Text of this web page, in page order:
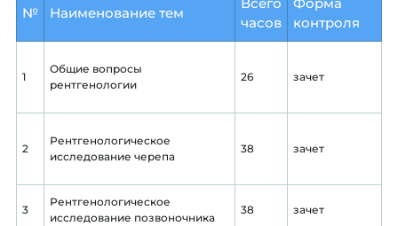
№ Наименование тем
часов
контроля
1
Общие вопросы
рентгенологии
26 зачет
2
Рентгенологическое
исследование черепа
38 зачет
3
Рентгенологическое
исследование позвоночника
38 зачет